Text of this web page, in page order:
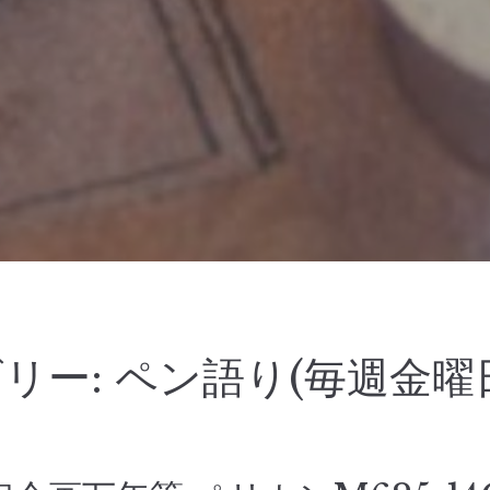
ー: ペン語り(毎週金曜